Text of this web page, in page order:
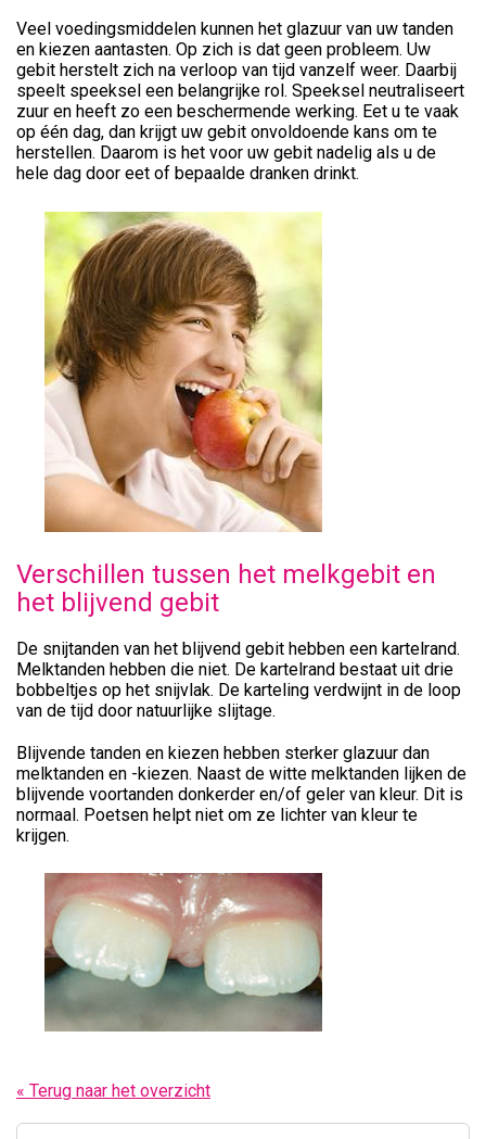
Veel voedingsmiddelen kunnen het glazuur van uw tanden
en kiezen aantasten. Op zich is dat geen probleem. Uw
gebit herstelt zich na verloop van tijd vanzelf weer. Daarbij
speelt speeksel een belangrijke rol. Speeksel neutraliseert
zuur en heeft zo een beschermende werking. Eet u te vaak
op één dag, dan krijgt uw gebit onvoldoende kans om te
herstellen. Daarom is het voor uw gebit nadelig als u de
hele dag door eet of bepaalde dranken drinkt.
Verschillen tussen het melkgebit en
het blijvend gebit
De snijtanden van het blijvend gebit hebben een kartelrand.
Melktanden hebben die niet. De kartelrand bestaat uit drie
bobbeltjes op het snijvlak. De karteling verdwijnt in de loop
van de tijd door natuurlijke slijtage.
Blijvende tanden en kiezen hebben sterker glazuur dan
melktanden en -kiezen. Naast de witte melktanden lijken de
blijvende voortanden donkerder en/of geler van kleur. Dit is
normaal. Poetsen helpt niet om ze lichter van kleur te
krijgen.
« Terug naar het overzicht